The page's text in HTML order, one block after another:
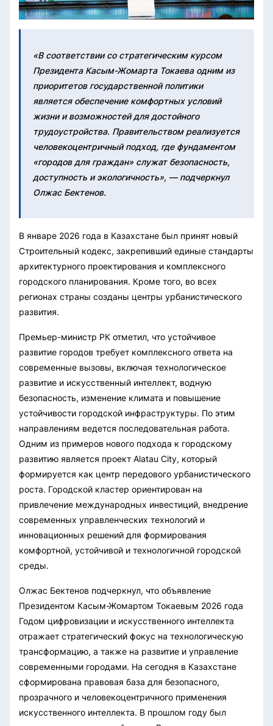
«В соответствии со стратегическим курсом
Президента Касым-Жомарта Токаева одним из
приоритетов государственной политики
является обеспечение комфортных условий
жизни и возможностей для достойного
трудоустройства. Правительством реализуется
человекоцентричный подход, где фундаментом
«городов для граждан» служат безопасность,
доступность и экологичность», — подчеркнул
Олжас Бектенов.
В январе 2026 года в Казахстане был принят новый
Строительный кодекс, закрепивший единые стандарты
архитектурного проектирования и комплексного
городского планирования. Кроме того, во всех
регионах страны созданы центры урбанистического
развития.
Премьер-министр РК отметил, что устойчивое
развитие городов требует комплексного ответа на
современные вызовы, включая технологическое
развитие и искусственный интеллект, водную
безопасность, изменение климата и повышение
устойчивости городской инфраструктуры. По этим
направлениям ведется последовательная работа.
Одним из примеров нового подхода к городскому
развитию является проект Alatau City, который
формируется как центр передового урбанистического
роста. Городской кластер ориентирован на
привлечение международных инвестиций, внедрение
современных управленческих технологий и
инновационных решений для формирования
комфортной, устойчивой и технологичной городской
среды.
Олжас Бектенов подчеркнул, что объявление
Президентом Касым-Жомартом Токаевым 2026 года
Годом цифровизации и искусственного интеллекта
отражает стратегический фокус на технологическую
трансформацию, а также на развитие и управление
современными городами. На сегодня в Казахстане
сформирована правовая база для безопасного,
прозрачного и человекоцентричного применения
искусственного интеллекта. В прошлом году был